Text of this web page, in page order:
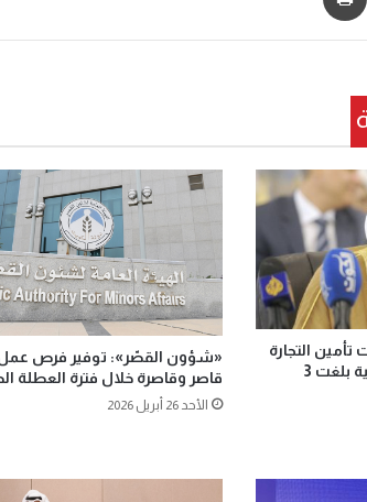
التجارة
والاستثمارات العربية البينية بلغت 3
قاصر وقاصرة خلال فترة العطلة
الأحد 26 أبريل 2026